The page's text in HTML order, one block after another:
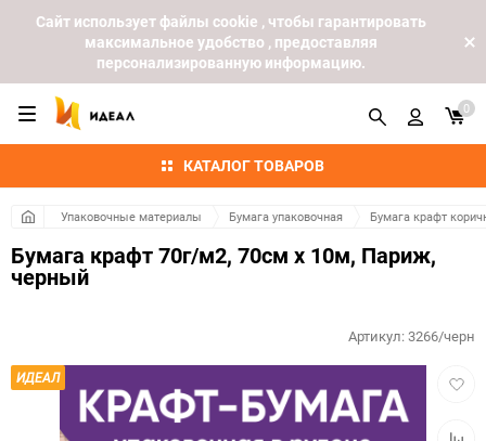
Cайт использует файлы cookie , чтобы гарантировать
максимальное удобство , предоставляя
персонализированную информацию.
КАТАЛОГ ТОВАРОВ
0
Упаковочные материалы Бумага упаковочная Бумага крафт
Бумага крафт 70г/м2, 70см x 10м, Париж,
черный
ИДЕАЛ
Артикул:3266/черн